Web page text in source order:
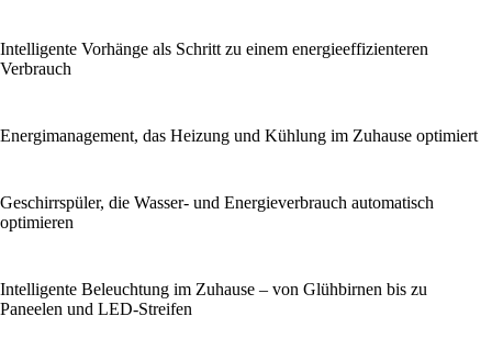
Intelligente Vorhänge als Schritt zu einem energieeffizienteren
Verbrauch
Energi­management, das Heizung und Kühlung im Zuhause optimiert
Geschirrspüler, die Wasser- und Energieverbrauch automatisch
optimieren
Intelligente Beleuchtung im Zuhause – von Glühbirnen bis zu
Paneelen und LED‑Streifen